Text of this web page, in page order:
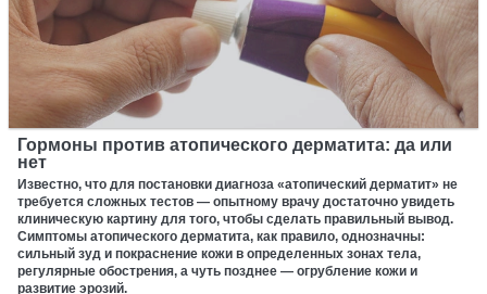
Гормоны против атопического дерматита: да или
нет
Известно, что для постановки диагноза «атопический дерматит» не
требуется сложных тестов — опытному врачу достаточно увидеть
клиническую картину для того, чтобы сделать правильный вывод.
Симптомы атопического дерматита, как правило, однозначны:
сильный зуд и покраснение кожи в определенных зонах тела,
регулярные обострения, а чуть позднее — огрубление кожи и
развитие эрозий.